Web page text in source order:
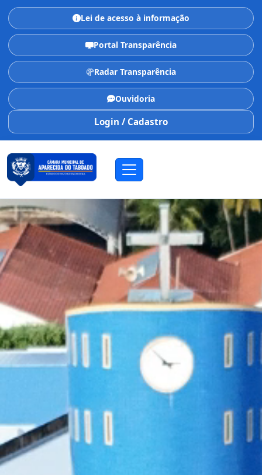
Lei de acesso à informação
Portal Transparência
Radar Transparência
Ouvidoria
Login / Cadastro
CÂMARA MUNICIPAL
Aparecida do Taboado